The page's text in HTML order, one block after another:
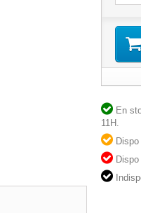
En
11H.
Dispo
Dispo